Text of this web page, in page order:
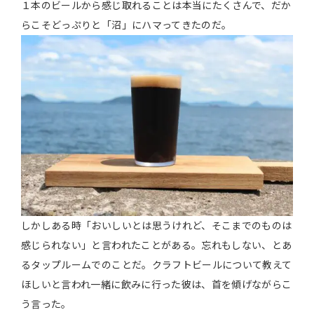
１本のビールから感じ取れることは本当にたくさんで、だか
らこそどっぷりと「沼」にハマってきたのだ。
しかしある時「おいしいとは思うけれど、そこまでのものは
感じられない」と言われたことがある。忘れもしない、とあ
るタップルームでのことだ。クラフトビールについて教えて
ほしいと言われ一緒に飲みに行った彼は、首を傾げながらこ
う言った。